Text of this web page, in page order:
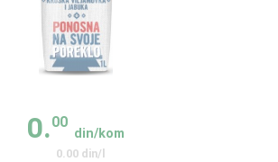
0.00
din/kom
0.00 din/l